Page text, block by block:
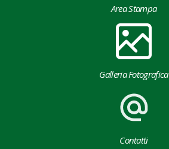
Area Stampa
Galleria Fotografica
Contatti